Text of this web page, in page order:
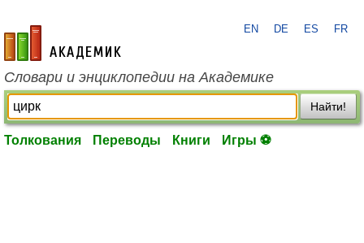
academic.ru
EN DE ES FR
Словари и энциклопедии на Академике
Найти!
Толкования Переводы Книги Игры ⚽